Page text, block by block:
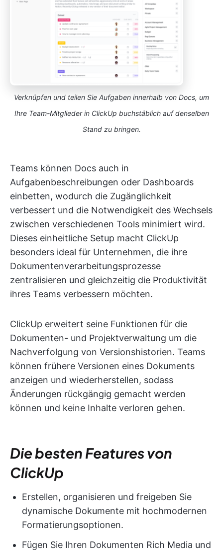
Verknüpfen und teilen Sie Aufgaben innerhalb von Docs, um
Ihre Team-Mitglieder in ClickUp buchstäblich auf denselben
Stand zu bringen.
Teams können Docs auch in
Aufgabenbeschreibungen oder Dashboards
einbetten, wodurch die Zugänglichkeit
verbessert und die Notwendigkeit des Wechsels
zwischen verschiedenen Tools minimiert wird.
Dieses einheitliche Setup macht ClickUp
besonders ideal für Unternehmen, die ihre
Dokumentenverarbeitungsprozesse
zentralisieren und gleichzeitig die Produktivität
ihres Teams verbessern möchten.
ClickUp erweitert seine Funktionen für die
Dokumenten- und Projektverwaltung um die
Nachverfolgung von Versionshistorien. Teams
können frühere Versionen eines Dokuments
anzeigen und wiederherstellen, sodass
Änderungen rückgängig gemacht werden
können und keine Inhalte verloren gehen.
Die besten Features von
ClickUp
Erstellen, organisieren und freigeben Sie
dynamische Dokumente mit hochmodernen
Formatierungsoptionen.
Fügen Sie Ihren Dokumenten Rich Media und